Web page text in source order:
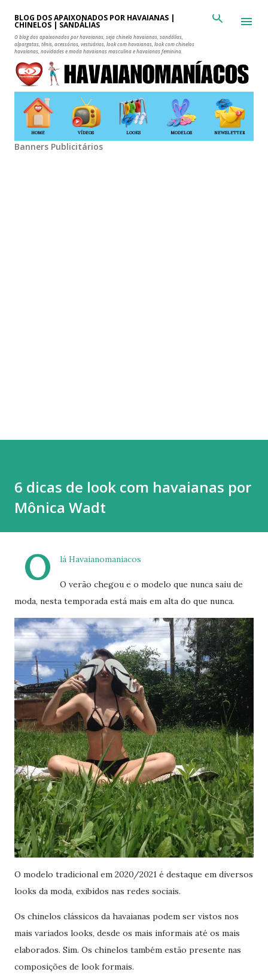
Pular para o conteúdo principal
BLOG DOS APAIXONADOS POR HAVAIANAS |
CHINELOS | SANDÁLIAS
O blog dos apaixonados por havaianas, seja chinelo havaianas, sandálias,
alpargatas, tênis, acessórios, vestuários, look com havaianas, look com chinelos
havaianas, novidades e moda havaianas masculina e havaianas feminina.
HOME VÍDEOS LOOKS MODELOS NEWSLETTER
Banners Publicitários
6 dicas de look com havaianas por
Mônica Wadt
O lá Havaianomaniacos
O verão chegou e o modelo que nunca saiu de
moda, nesta temporada está mais em alta do que nunca.
O modelo tradicional em 2020/2021 é destaque em diversos
looks da moda, exibidos nas redes sociais.
Os chinelos clássicos da havaianas podem ser vistos nos
mais variados looks, desde os mais informais até os mais
elaborados. Sim. Os chinelos também estão presente nas
composições de look formais.